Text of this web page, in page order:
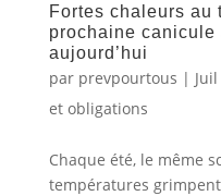
Fortes chaleurs au
prochaine canicule
aujourd’hui
par prevpourtous |
et obligations
Chaque été, le même
températures